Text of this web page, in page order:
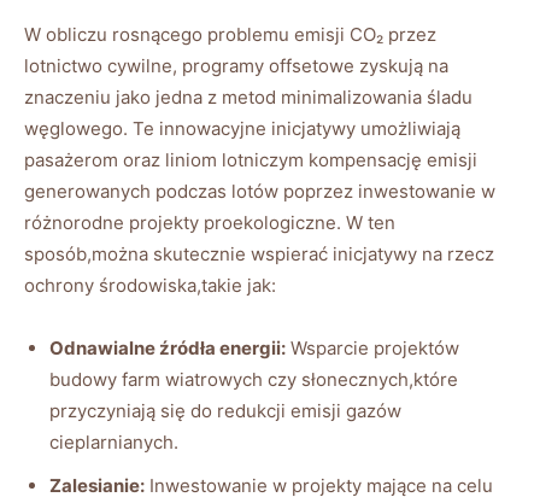
W⁤ obliczu ​rosnącego problemu emisji CO₂ przez
lotnictwo cywilne, programy offsetowe zyskują na
znaczeniu⁢ jako jedna ​z metod minimalizowania ⁤śladu
węglowego. Te ⁢innowacyjne inicjatywy umożliwiają
pasażerom oraz‌ liniom lotniczym kompensację emisji
generowanych podczas lotów poprzez inwestowanie⁣ w
‍różnorodne projekty proekologiczne. W ten
sposób,można skutecznie wspierać‌ inicjatywy na rzecz‌
ochrony ⁢środowiska,takie jak:
Odnawialne źródła​ energii: Wsparcie projektów
budowy farm‌ wiatrowych czy słonecznych,które
przyczyniają się do redukcji emisji gazów
cieplarnianych.
Zalesianie: Inwestowanie w projekty mające na celu